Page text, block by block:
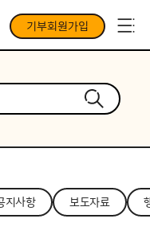
기부회원가입
지사항 보도자료